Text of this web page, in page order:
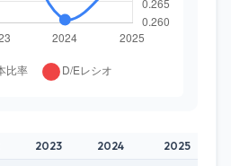
2023 2024 2025